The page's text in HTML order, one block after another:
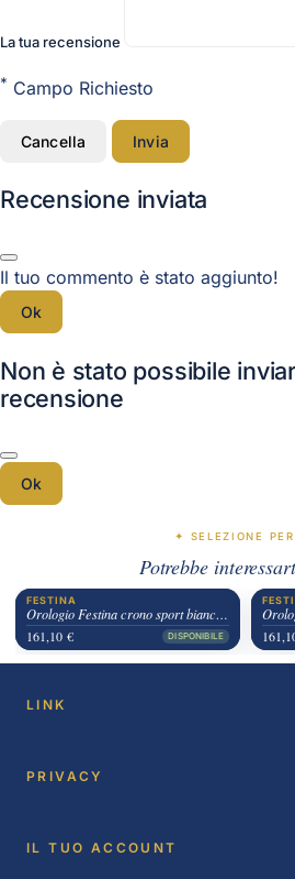
La tua recensione
* Campo Richiesto
Cancella Invia
Recensione inviata
Il tuo commento è stato aggiunto!
Ok
Non è stato possibile
recensione
Ok
✦ SELEZIONE PER
Potrebbe
FESTINA
Orologio Festina crono sport bianco e nero
161,10 €
DISPONIBILE
LINK
PRIVACY
IL TUO ACCOUNT